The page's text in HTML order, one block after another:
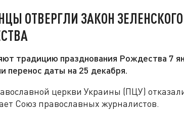
ОТВЕРГЛИ ЗАКОН
традицию празднования Рождества 7
перенос даты на 25 декабря.
церкви Украины (ПЦУ)
Союз православных журналистов.